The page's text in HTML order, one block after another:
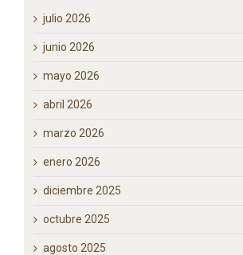
julio 2026
junio 2026
mayo 2026
abril 2026
marzo 2026
enero 2026
diciembre 2025
octubre 2025
agosto 2025